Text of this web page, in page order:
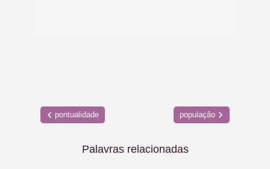
pontualidade população
Palavras relacionadas